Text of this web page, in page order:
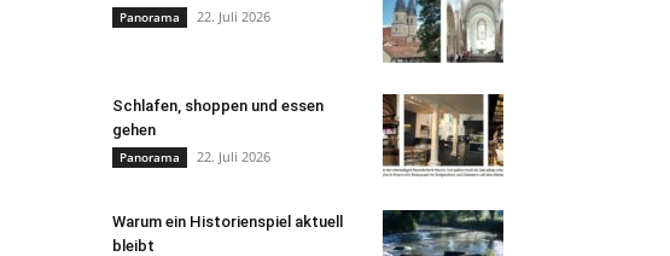
Panorama 22. Juli 2026
Schlafen, shoppen und essen
gehen
Panorama 22. Juli 2026
Warum ein Historienspiel aktuell
bleibt